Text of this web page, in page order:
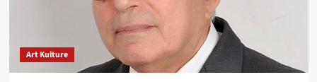
Art Kulture